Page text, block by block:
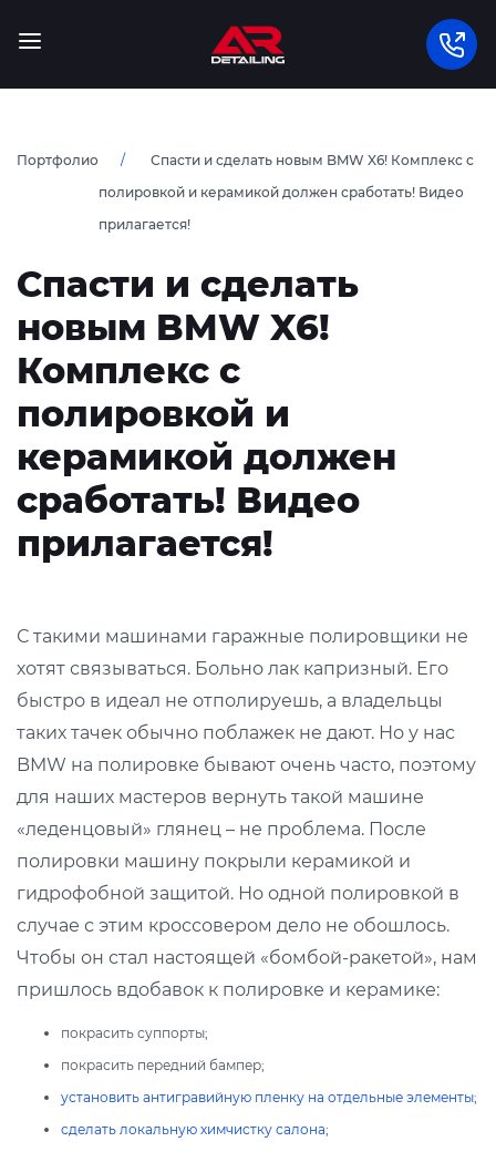
Портфолио
Спасти и сделать новым BMW X6! Комплекс с
полировкой и керамикой должен сработать! Видео
прилагается!
Спасти и сделать
новым BMW X6!
Комплекс с
полировкой и
керамикой должен
сработать! Видео
прилагается!
С такими машинами гаражные полировщики не
хотят связываться. Больно лак капризный. Его
быстро в идеал не отполируешь, а владельцы
таких тачек обычно поблажек не дают. Но у нас
BMW на полировке бывают очень часто, поэтому
для наших мастеров вернуть такой машине
«леденцовый» глянец – не проблема. После
полировки машину покрыли керамикой и
гидрофобной защитой. Но одной полировкой в
случае с этим кроссовером дело не обошлось.
Чтобы он стал настоящей «бомбой-ракетой», нам
пришлось вдобавок к полировке и керамике:
покрасить суппорты;
покрасить передний бампер;
установить антигравийную пленку на отдельные элементы;
сделать локальную химчистку салона;